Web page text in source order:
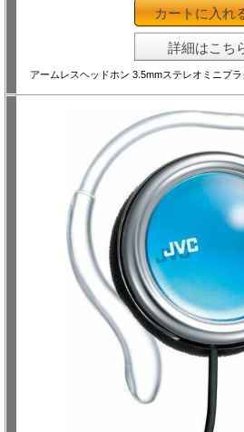
カートに入れ
詳細はこち
アームレスヘッドホン 3.5mmステレオミニプ